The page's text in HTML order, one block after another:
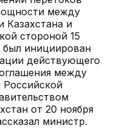
между
Казахстана и
стороной 15
был инициирован
действующего
между
Российской
от 20 ноября
министр.